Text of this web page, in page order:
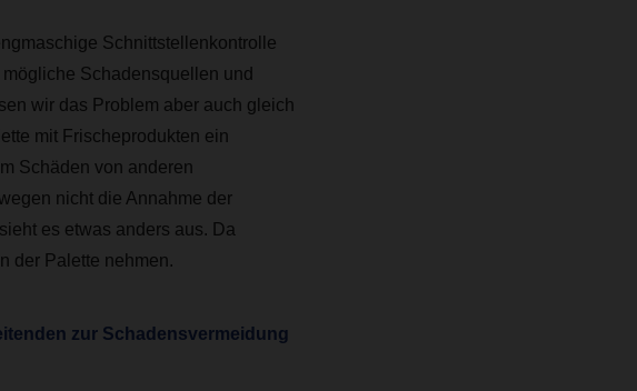
Schnittstellenkontrolle
Schadensquellen und
wir das Problem aber auch gleich
mit Frischeprodukten ein
Schäden von anderen
nicht die Annahme der
es etwas anders aus. Da
der Palette nehmen.
zur Schadensvermeidung